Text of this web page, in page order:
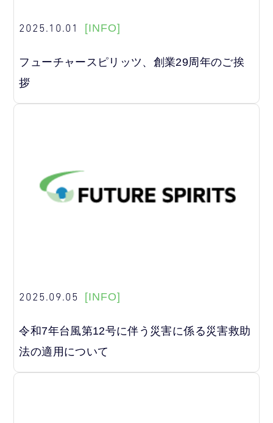
2025.10.01 [INFO]
フューチャースピリッツ、創業29周年のご挨
拶
2025.09.05 [INFO]
令和7年台風第12号に伴う災害に係る災害救助
法の適用について